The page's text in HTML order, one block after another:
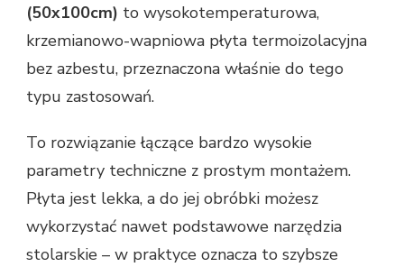
(50x100cm) to wysokotemperaturowa,
krzemianowo-wapniowa płyta termoizolacyjna
bez azbestu, przeznaczona właśnie do tego
typu zastosowań.
To rozwiązanie łączące bardzo wysokie
parametry techniczne z prostym montażem.
Płyta jest lekka, a do jej obróbki możesz
wykorzystać nawet podstawowe narzędzia
stolarskie – w praktyce oznacza to szybsze